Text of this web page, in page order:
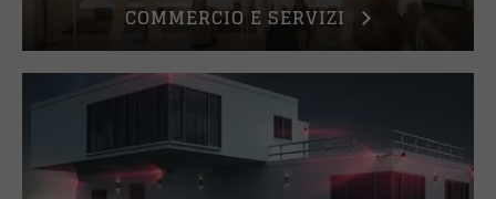
COMMERCIO E SERVIZI